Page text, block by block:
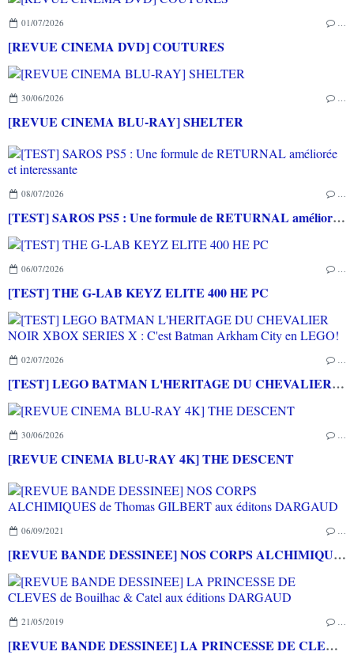
01/07/2026 …
[REVUE CINEMA DVD] COUTURES
30/06/2026 …
[REVUE CINEMA BLU-RAY] SHELTER
08/07/2026 …
[TEST] SAROS PS5 : Une formule de RETURNAL améliorée et interessante
06/07/2026 …
[TEST] THE G-LAB KEYZ ELITE 400 HE PC
02/07/2026 …
[TEST] LEGO BATMAN L'HERITAGE DU CHEVALIER NOIR XBOX SERIES X : C'est Batman Arkham City en LEGO!
30/06/2026 …
[REVUE CINEMA BLU-RAY 4K] THE DESCENT
06/09/2021 …
[REVUE BANDE DESSINEE] NOS CORPS ALCHIMIQUES de Thomas GILBERT aux éditons DARGAUD
21/05/2019 …
[REVUE BANDE DESSINEE] LA PRINCESSE DE CLEVES de Bouilhac & Catel aux éditions DARGAUD